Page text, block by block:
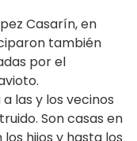
Casarín, en
también
por el
las y los vecinos
Son casas en